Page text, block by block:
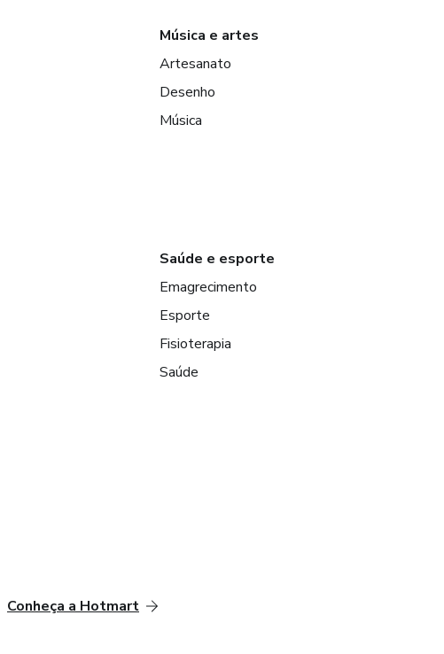
Música e artes
Artesanato
Desenho
Música
Saúde e esporte
Emagrecimento
Esporte
Fisioterapia
Saúde
Conheça a Hotmart